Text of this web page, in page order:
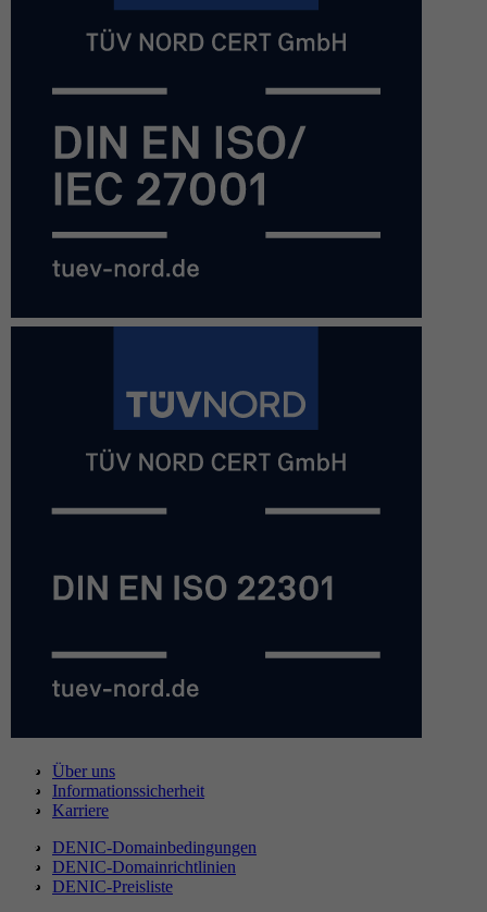
Über uns
Informationssicherheit
Karriere
DENIC-Domainbedingungen
DENIC-Domainrichtlinien
DENIC-Preisliste